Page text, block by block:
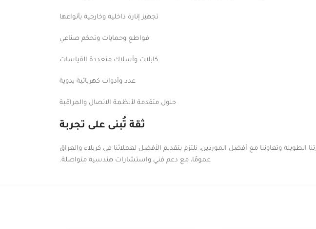
تجهيز إنارة داخلية وخارجية بأنواعها
قواطع وحمايات وتحكم صناعي
كابلات وأسلاك متعددة القياسات
عدد وأدوات كهربائية يدوية
حلول متقدمة لأنظمة الاتصال والمراقبة
ثقة تُبنى على تجربة
الطويلة وتعاوننا مع أفضل الموردين، نلتزم بتقديم الأفضل لعملائنا في كربلاء والعراق
عمومًا، مع دعم فني واستشارات هندسية متواصلة.